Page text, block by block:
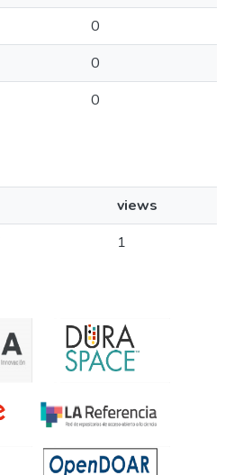
0
0
0
views
1